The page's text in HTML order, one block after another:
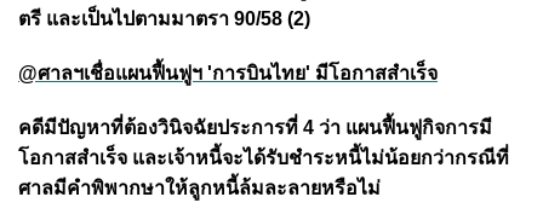
ตรี และเป็นไปตามมาตรา 90/58 (2)
@ศาลฯเชื่อแผนฟื้นฟูฯ 'การบินไทย' มีโอกาสสำเร็จ
คดีมีปัญหาที่ต้องวินิจฉัยประการที่ 4 ว่า แผนฟื้นฟูกิจการมี
โอกาสสำเร็จ และเจ้าหนี้จะได้รับชำระหนี้ไม่น้อยกว่ากรณีที่
ศาลมีคำพิพากษาให้ลูกหนี้ล้มละลายหรือไม่